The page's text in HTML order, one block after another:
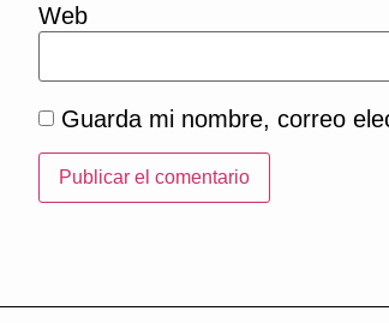
Web
Guarda mi nombre, correo